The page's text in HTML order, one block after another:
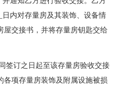
内对存量房及其装饰、设备情
屋交接书，并将存量房钥匙交给
订之日起至该存量房验收交接
各项存量房装饰及附属设施被损